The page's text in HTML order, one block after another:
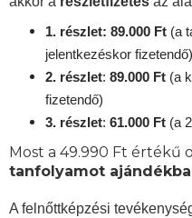
1. részlet: 89.000 Ft (a
jelentkezéskor fizetendő)
2. részlet: 89.000 Ft (a
fizetendő)
3. részlet: 61.000 Ft (a
Most a 49.990 Ft értékű
tanfolyamot ajándékba
A felnőttképzési